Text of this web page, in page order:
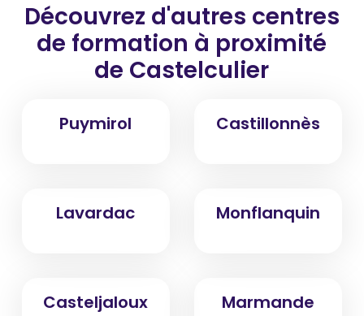
Découvrez d'autres centres
de formation à proximité
de Castelculier
Puymirol Castillonnès
Lavardac Monflanquin
Casteljaloux Marmande